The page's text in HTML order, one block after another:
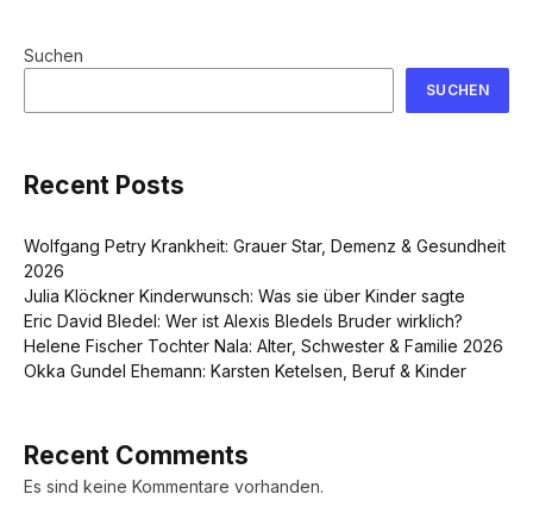
Suchen
SUCHEN
Recent Posts
Wolfgang Petry Krankheit: Grauer Star, Demenz & Gesundheit
2026
Julia Klöckner Kinderwunsch: Was sie über Kinder sagte
Eric David Bledel: Wer ist Alexis Bledels Bruder wirklich?
Helene Fischer Tochter Nala: Alter, Schwester & Familie 2026
Okka Gundel Ehemann: Karsten Ketelsen, Beruf & Kinder
Recent Comments
Es sind keine Kommentare vorhanden.